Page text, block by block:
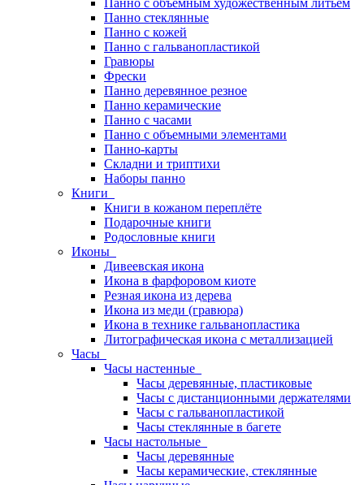
Панно с объемным художественным литьем
Панно стеклянные
Панно с кожей
Панно с гальванопластикой
Гравюры
Фрески
Панно деревянное резное
Панно керамические
Панно с часами
Панно с объемными элементами
Панно-карты
Складни и триптихи
Наборы панно
Книги
Книги в кожаном переплёте
Подарочные книги
Родословные книги
Иконы
Дивеевская икона
Икона в фарфоровом киоте
Резная икона из дерева
Икона из меди (гравюра)
Икона в технике гальванопластика
Литографическая икона с металлизацией
Часы
Часы настенные
Часы деревянные, пластиковые
Часы с дистанционными держателями
Часы с гальванопластикой
Часы стеклянные в багете
Часы настольные
Часы деревянные
Часы керамические, стеклянные